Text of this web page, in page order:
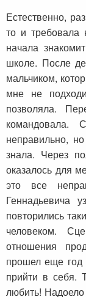
Естественно,
то и требовала
начала
школе. После
мальчиком,
мне не
позволяла.
командовала.
неправильно,
знала. Через
оказалось для
это все
Геннадьевича
повторились
человеком.
отношения
прошел еще год
прийти в себя.
любить!